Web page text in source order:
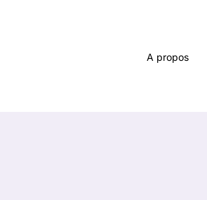
A propos